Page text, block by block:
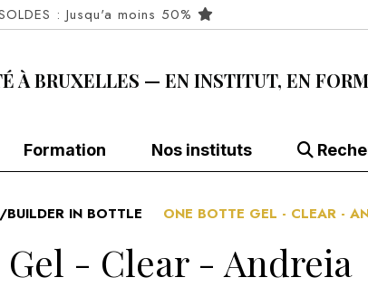
: Jusqu'a moins 50%
À BRUXELLES — EN INSTITUT, EN
Formation Nos instituts
BUILDER IN BOTTLE ONE BOTTE GEL - CLEAR -
Gel - Clear - Andreia